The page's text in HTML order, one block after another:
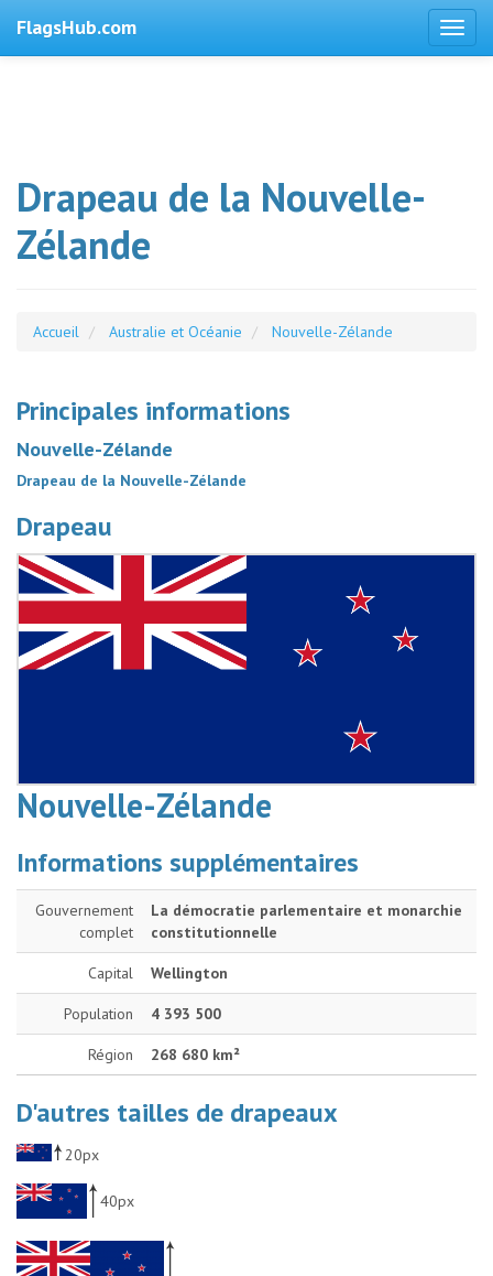
FlagsHub.com
Drapeau de la Nouvelle-
Zélande
Accueil Australie et Océanie Nouvelle-Zélande
Principales informations
Nouvelle-Zélande
Drapeau de la Nouvelle-Zélande
Drapeau
Nouvelle-Zélande
Informations supplémentaires
Gouvernement
complet
La démocratie parlementaire et monarchie
constitutionnelle
Capital Wellington
Population 4 393 500
Région 268 680 km²
D'autres tailles de drapeaux
20px
40px